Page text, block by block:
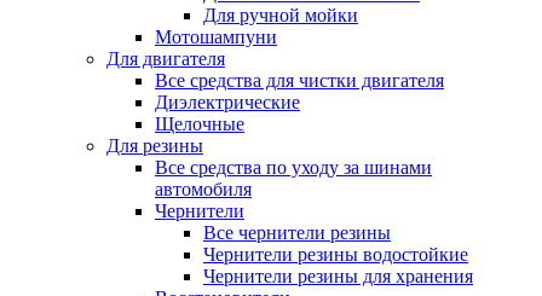
Для ручной мойки
Мотошампуни
Для двигателя
Все средства для чистки двигателя
Диэлектрические
Щелочные
Для резины
Все средства по уходу за шинами
автомобиля
Чернители
Все чернители резины
Чернители резины водостойкие
Чернители резины для хранения